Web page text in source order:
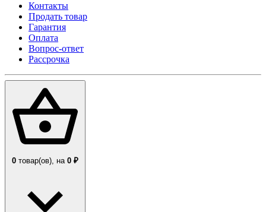
Контакты
Продать товар
Гарантия
Оплата
Вопрос-ответ
Рассрочка
0 товар(ов), на 0 ₽